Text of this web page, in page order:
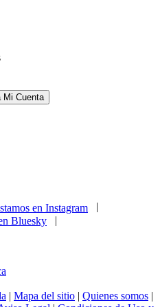
Mi Cuenta
|
| Mapa del sitio | Quienes somos |